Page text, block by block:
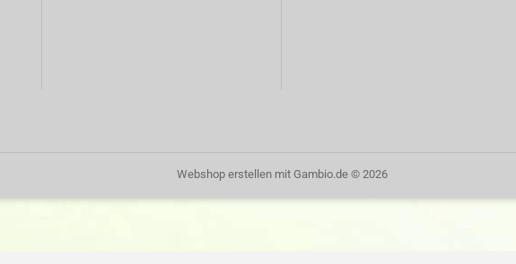
Webshop erstellenmit Gambio.de © 2026